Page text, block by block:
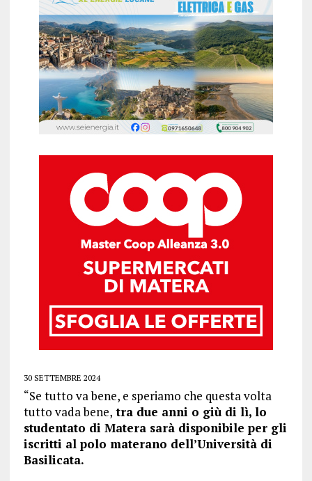
30 SETTEMBRE 2024
“Se tutto va bene, e speriamo che questa volta
tutto vada bene, tra due anni o giù di lì, lo
studentato di Matera sarà disponibile per gli
iscritti al polo materano dell’Università di
Basilicata.